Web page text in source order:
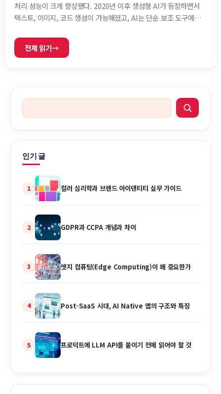
처리 성능이 크게 향상됐다. 2020년 이후 생성형 AI가 등장하면서
텍스트, 이미지, 코드 생성이 가능해졌고, AI는 단순 보조 도구에서
까지는 기술 중심 경쟁이었다면, 2026년부터는 실제 업무 적용 경
쟁으로 이동한다. 2026년 핵심 AI 트렌드 4가지 2026년 AI 흐름은
전체 읽기→
인기 글
1 컬러 심리학과 브랜드 아이덴티티 실무 가이드
2 GDPR과 CCPA 개념과 차이
3 엣지 컴퓨팅(Edge Computing)이 왜 중요한가
4 Post-SaaS 시대, AI Native 앱의 구조와 특징
5 프로덕트에 LLM API를 붙이기 전에 읽어야 할 것